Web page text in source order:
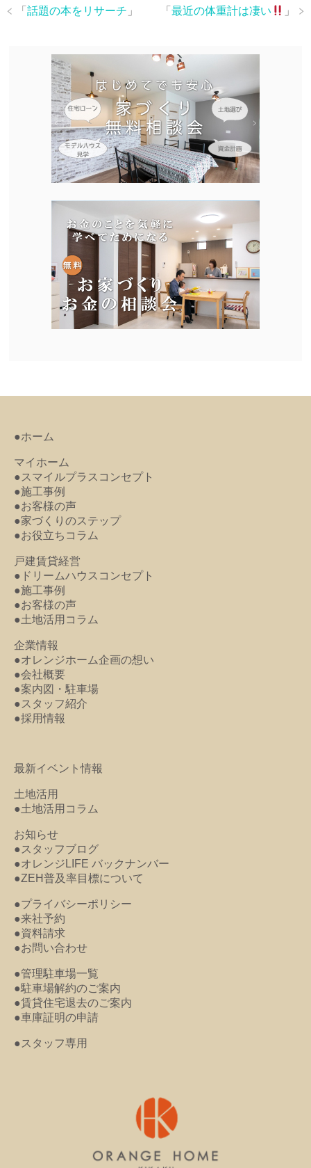
「 最近の体重計は凄い 」
「 話題の本をリサーチ 」
●ホーム
マイホーム
●スマイルプラスコンセプト
●施工事例
●お客様の声
●家づくりのステップ
●お役立ちコラム
戸建賃貸経営
●ドリームハウスコンセプト
●施工事例
●お客様の声
●土地活用コラム
企業情報
●オレンジホーム企画の想い
●会社概要
●案内図・駐車場
●スタッフ紹介
●採用情報
最新イベント情報
土地活用
●土地活用コラム
お知らせ
●スタッフブログ
●オレンジLIFE バックナンバー
●ZEH普及率目標について
●プライバシーポリシー
●来社予約
●資料請求
●お問い合わせ
●管理駐車場一覧
●駐車場解約のご案内
●賃貸住宅退去のご案内
●車庫証明の申請
●スタッフ専用